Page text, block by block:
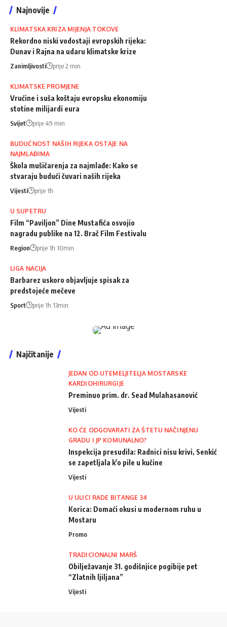
Najnovije
KLIMATSKA KRIZA MIJENJA TOKOVE
Rekordno niski vodostaji evropskih rijeka:
Dunav i Rajna na udaru klimatske krize
Zanimljivosti prije 2 min
KLIMATSKE PROMJENE
Vrućine i suša koštaju evropsku ekonomiju
stotine milijardi eura
Svijet prije 49 min
BUDUĆNOST NAŠIH RIJEKA OSTAJE NA
NAJMLAĐIMA
Škola mušičarenja za najmlađe: Kako se
stvaraju budući čuvari naših rijeka
Vijesti prije 1h
U SUPETRU
Film “Paviljon” Dine Mustafića osvojio
nagradu publike na 12. Brač Film Festivalu
Region prije 1h 10min
LIGA NACIJA
Barbarez uskoro objavljuje spisak za
predstojeće mečeve
Sport prije 1h 13min
Najčitanije
JEDAN OD UTEMELJITELJA MOSTARSKE
KARDIOHIRURGIJE
Preminuo prim. dr. Sead Mulahasanović
Vijesti
KO ĆE ODGOVARATI ZA ŠTETU NAČINJENU
GRADU I JP KOMUNALNO?
Inspekcija presudila: Radnici nisu krivi, Senkić
se zapetljala k'o pile u kučine
Vijesti
U ULICI RADE BITANGE 34
Korica: Domaći okusi u modernom ruhu u
Mostaru
Promo
TRADICIONALNI MARŠ
Obilježavanje 31. godišnjice pogibije pet
“Zlatnih ljiljana”
Vijesti